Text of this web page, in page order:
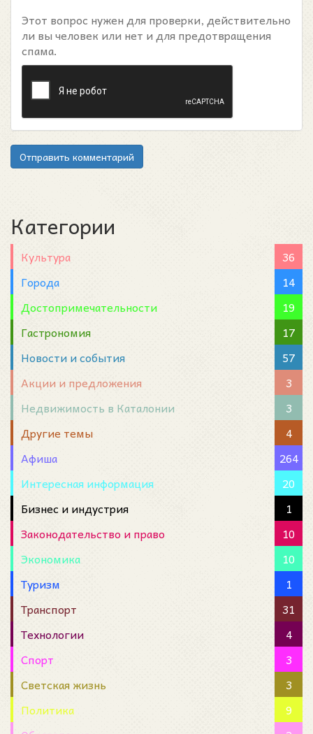
Этот вопрос нужен для проверки, действительно
ли вы человек или нет и для предотвращения
спама.
Отправить комментарий
Категории
Культура
36
Города
14
Достопримечательности
19
Гастрономия
17
Новости и события
57
Акции и предложения
3
Недвижимость в Каталонии
3
Другие темы
4
Афиша
264
Интересная информация
20
Бизнес и индустрия
1
Законодательство и право
10
Экономика
10
Туризм
1
Транспорт
31
Технологии
4
Спорт
3
Светская жизнь
3
Политика
9